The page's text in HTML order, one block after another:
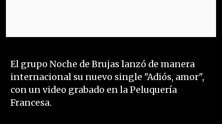
El grupo Noche de Brujas lanzó de manera
internacional su nuevo single "Adiós, amor",
con un video grabado en la Peluquería
Francesa.